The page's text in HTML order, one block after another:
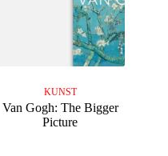
KUNST
Van Gogh: The Bigger
Picture